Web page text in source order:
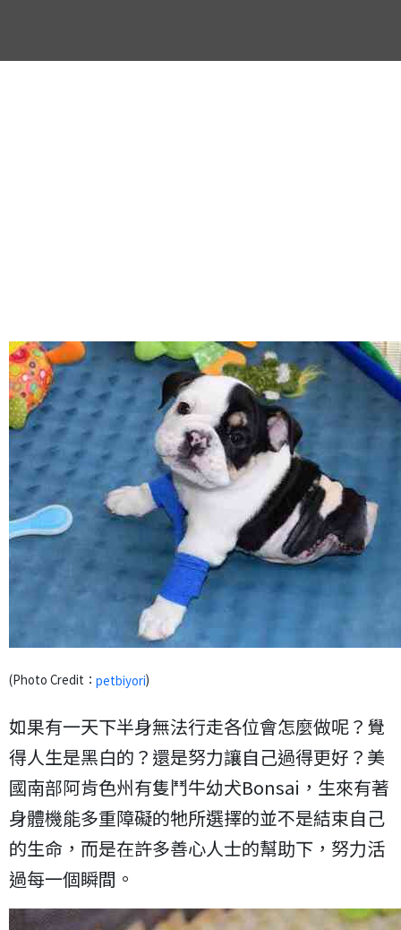
(Photo Credit： petbiyori)
如果有一天下半身無法行走各位會怎麼做呢？覺
得人生是黑白的？還是努力讓自己過得更好？美
國南部阿肯色州有隻鬥牛幼犬Bonsai，生來有著
身體機能多重障礙的牠所選擇的並不是結束自己
的生命，而是在許多善心人士的幫助下，努力活
過每一個瞬間。